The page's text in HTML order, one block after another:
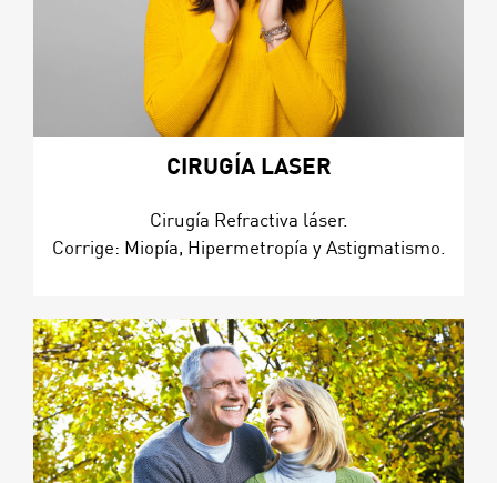
CIRUGÍA LASER
Cirugía Refractiva láser.
Corrige: Miopía, Hipermetropía y Astigmatismo.